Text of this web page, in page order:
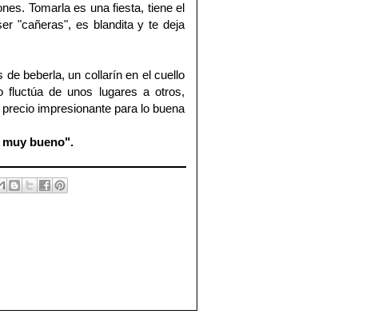
Tomarla es una fiesta, tiene el
"cañeras", es blandita y te deja
de beberla, un collarín en el cuello
de unos lugares a otros,
impresionante para lo buena
muy bueno".